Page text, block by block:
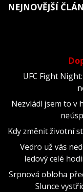
NEJNOVĚJŠÍ
UFC Fight
Nezvládl jsem to v
Kdy změnit životní
Vedro už vás
ledový celé
Srpnová obloha
Slunce